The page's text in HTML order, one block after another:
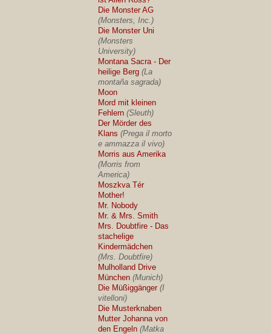
Die Monster AG
(Monsters, Inc.)
Die Monster Uni
(Monsters
University)
Montana Sacra - Der
heilige Berg (La
montaña sagrada)
Moon
Mord mit kleinen
Fehlern (Sleuth)
Der Mörder des
Klans (Prega il morto
e ammazza il vivo)
Morris aus Amerika
(Morris from
America)
Moszkva Tér
Mother!
Mr. Nobody
Mr. & Mrs. Smith
Mrs. Doubtfire - Das
stachelige
Kindermädchen
(Mrs. Doubtfire)
Mulholland Drive
München (Munich)
Die Müßiggänger (I
vitelloni)
Die Musterknaben
Mutter Johanna von
den Engeln (Matka